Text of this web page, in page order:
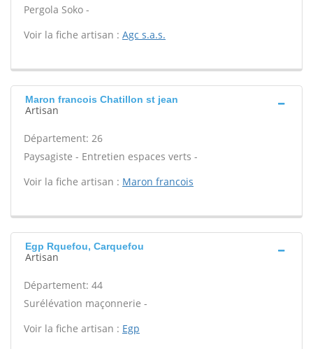
Pergola Soko -
Voir la fiche artisan : Agc s.a.s.
Maron francois Chatillon st jean
Artisan
Département: 26
Paysagiste - Entretien espaces verts -
Voir la fiche artisan : Maron francois
Egp Rquefou, Carquefou
Artisan
Département: 44
Surélévation maçonnerie -
Voir la fiche artisan : Egp